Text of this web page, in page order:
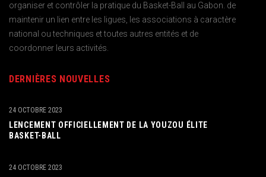
organiser et contrôler la pratique du Basket-Ball au Gabon. de
maintenir un lien entre les ligues, les associations à caractère
national ou techniques et toutes autres entités et de
coordonner leurs activités.
DERNIÈRES NOUVELLES
LENCEMENT OFFICIELLEMENT DE LA YOUZOU ÉLITE
BASKET-BALL
24 OCTOBRE 2023
24 OCTOBRE 2023